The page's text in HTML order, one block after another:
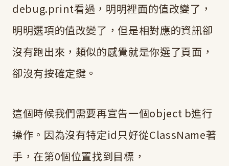
debug.print看過，明明裡面的值改變了，
明明選項的值改變了，但是相對應的資訊卻
沒有跑出來，類似的感覺就是你選了頁面，
卻沒有按確定鍵。
這個時候我們需要再宣告一個object b進行
操作。因為沒有特定id只好從ClassName著
手，在第0個位置找到目標，